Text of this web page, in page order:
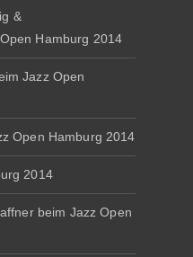
&
Hamburg 2014
Jazz Open
Open Hamburg 2014
2014
beim Jazz Open